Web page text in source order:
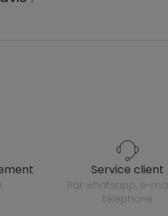
service client
par whatsapp, e-mail ou
téléphone